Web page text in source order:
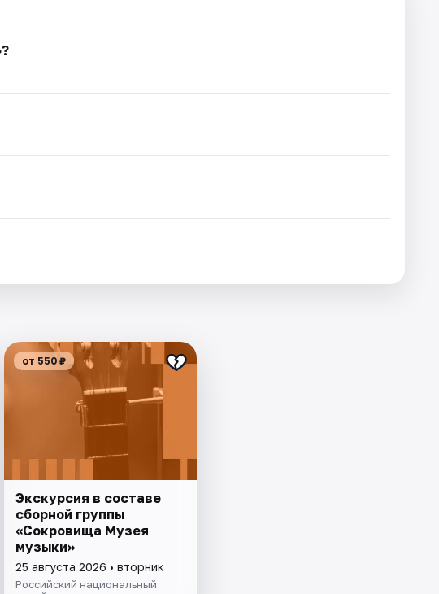
от 550 ₽
Экскурсия в составе
сборной группы
«Сокровища Музея
музыки»
25 августа 2026 • вторник
Российский национальный